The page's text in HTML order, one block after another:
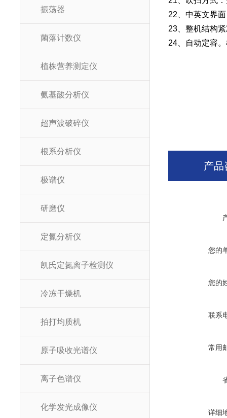
振荡器
菌落计数仪
植株营养测定仪
氨基酸分析仪
超声波破碎仪
根系分析仪
极谱仪
研磨仪
定氮分析仪
凯氏定氮离子检测仪
冷冻干燥机
拍打均质机
原子吸收光谱仪
离子色谱仪
化学发光成像仪
22、中英文界
23、整机结构
24、自动定容
产品
您的
您的
联系
常用
详细